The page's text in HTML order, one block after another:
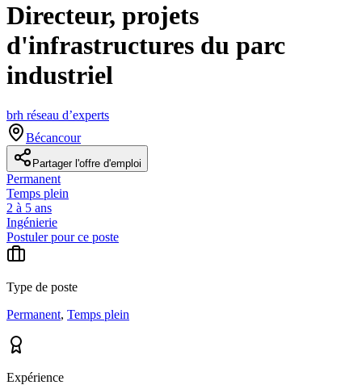
Directeur, projets
d'infrastructures du parc
industriel
brh réseau d’experts
Bécancour
Partager l'offre d'emploi
Permanent
Temps plein
2 à 5 ans
Ingénierie
Postuler pour ce poste
Type de poste
Permanent, Temps plein
Expérience